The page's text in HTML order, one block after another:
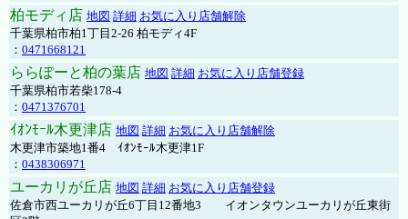
柏モディ店 地図 詳細 お気に入り店舗解除
千葉県柏市柏1丁目2-26 柏モディ4F
： 0471668121
ららぽーと柏の葉店 地図 詳細 お気に入り店舗登録
千葉県柏市若柴178-4
： 0471376701
ｲｵﾝﾓｰﾙ木更津店 地図 詳細 お気に入り店舗解除
木更津市築地1番4 ｲｵﾝﾓｰﾙ木更津1F
： 0438306971
ユーカリが丘店 地図 詳細 お気に入り店舗登録
佐倉市西ユーカリが丘6丁目12番地3 イオンタウンユーカリが丘東街